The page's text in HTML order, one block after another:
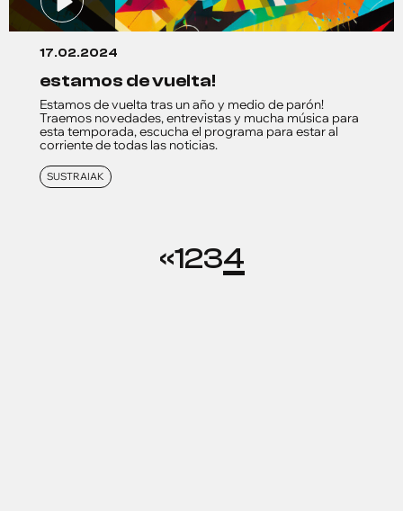
17.02.2024
estamos de vuelta!
Estamos de vuelta tras un año y medio de parón!
Traemos novedades, entrevistas y mucha música para
esta temporada, escucha el programa para estar al
corriente de todas las noticias.
SUSTRAIAK
«1234